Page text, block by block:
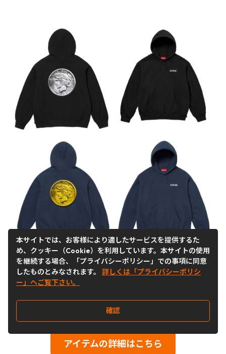
会員登録はこちら
アイテムの詳細はこちら
本サイトでは、お客様により適したサービスを提供するた
め、クッキー（Cookie）を利用しています。本サイトの使用
を継続する場合、「プライバシーポリシー」での事項に同意
したものとみなされます。 詳しくは「プライバシーポリシ
ー」へご覧下さい。
確認